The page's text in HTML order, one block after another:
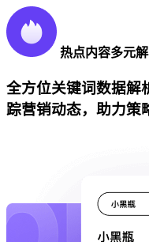
热点内容多元
全方位关键词数据解
踪营销动态，助力策